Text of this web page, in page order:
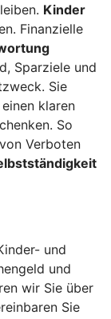
Kinder
Finanzielle
Sparziele und
Sie
klaren
So
Verboten
und
und
wir Sie über
Sie